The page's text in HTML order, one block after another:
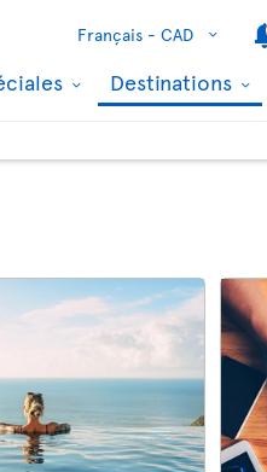
Français - CAD
Destinations